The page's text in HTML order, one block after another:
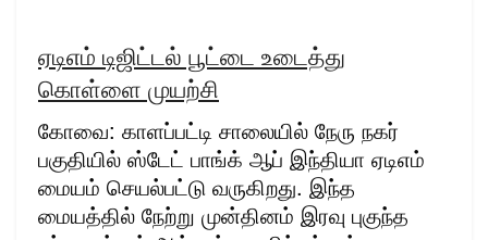
ஏடிஎம் டிஜிட்டல் பூட்டை உடைத்து
கொள்ளை முயற்சி
கோவை: காளப்பட்டி சாலையில் நேரு நகர்
பகுதியில் ஸ்டேட் பாங்க் ஆப் இந்தியா ஏடிஎம்
மையம் செயல்பட்டு வருகிறது. இந்த
மையத்தில் நேற்று முன்தினம் இரவு புகுந்த